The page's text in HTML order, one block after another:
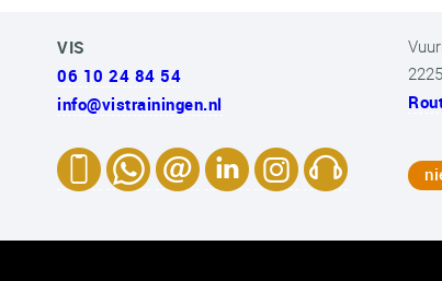
VIS
06 10 24 84 54
info@vistrainingen.nl